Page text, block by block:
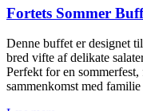
Fortets Sommer
Denne buffet er designet
bred vifte af delikate
Perfekt for en
sammenkomst med familie